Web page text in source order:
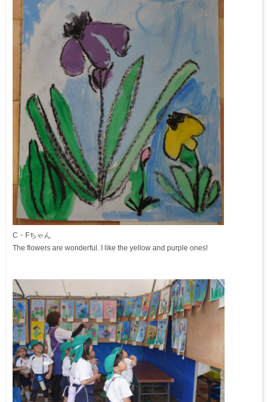
C・Fちゃん
The flowers are wonderful. I like the yellow and purple ones!